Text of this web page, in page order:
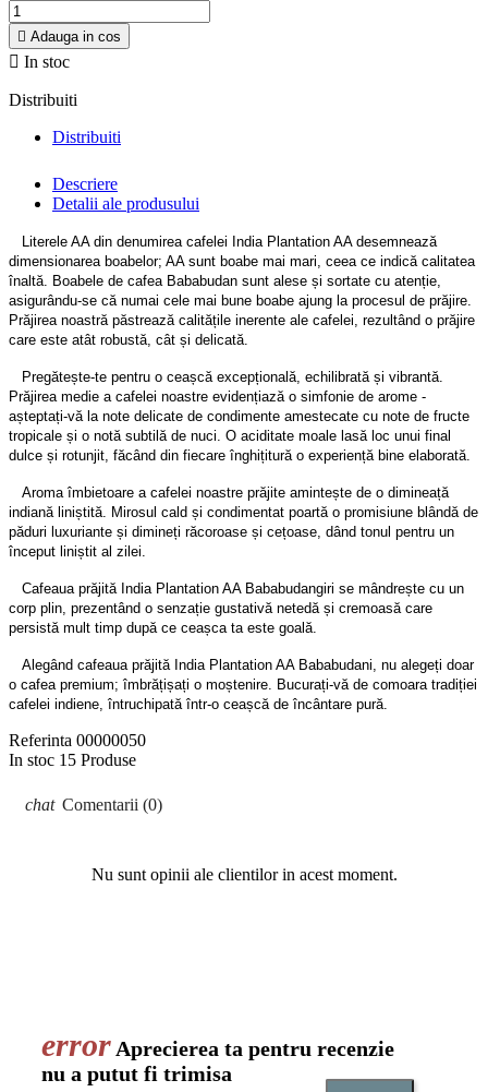
 Adauga in cos
 In stoc
Distribuiti
Distribuiti
Descriere
Detalii ale produsului
Literele AA din denumirea cafelei India Plantation AA desemnează
dimensionarea boabelor; AA sunt boabe mai mari, ceea ce indică calitatea
înaltă. Boabele de cafea Bababudan sunt alese și sortate cu atenție,
asigurându-se că numai cele mai bune boabe ajung la procesul de prăjire.
Prăjirea noastră păstrează calitățile inerente ale cafelei, rezultând o prăjire
care este atât robustă, cât și delicată.
Pregătește-te pentru o ceașcă excepțională, echilibrată și vibrantă.
Prăjirea medie a cafelei noastre evidențiază o simfonie de arome -
așteptați-vă la note delicate de condimente amestecate cu note de fructe
tropicale și o notă subtilă de nuci. O aciditate moale lasă loc unui final
dulce și rotunjit, făcând din fiecare înghițitură o experiență bine elaborată.
Aroma îmbietoare a cafelei noastre prăjite amintește de o dimineață
indiană liniștită. Mirosul cald și condimentat poartă o promisiune blândă de
păduri luxuriante și dimineți răcoroase și cețoase, dând tonul pentru un
început liniștit al zilei.
Cafeaua prăjită India Plantation AA Bababudangiri se mândrește cu un
corp plin, prezentând o senzație gustativă netedă și cremoasă care
persistă mult timp după ce ceașca ta este goală.
Alegând cafeaua prăjită India Plantation AA Bababudani, nu alegeți doar
o cafea premium; îmbrățișați o moștenire. Bucurați-vă de comoara tradiției
cafelei indiene, întruchipată într-o ceașcă de încântare pură.
Referinta 00000050
In stoc 15 Produse
Comentarii (0)
Nu sunt opinii ale clientilor in acest moment.
Aprecierea ta pentru recenzie
nu a putut fi trimisa